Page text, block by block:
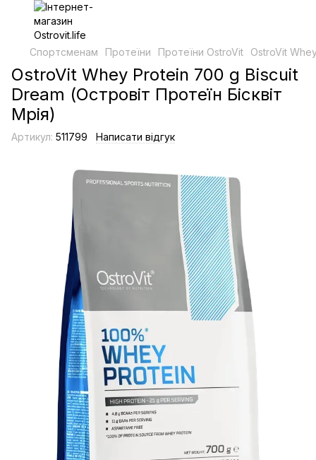
Спортсменам Протеїни Протеїни OstroVit OstroVit
OstroVit Whey Protein 700 g Biscuit
Dream (Островіт Протеїн Бісквіт
Мрія)
Артикул: 511799 Написати відгук